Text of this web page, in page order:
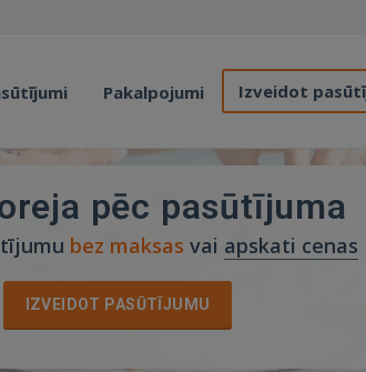
Pakalpojumi Izveidot
pēc pasūtījuma
bez maksas vai apskati cenas
IZVEIDOT PASŪTĪJUMU